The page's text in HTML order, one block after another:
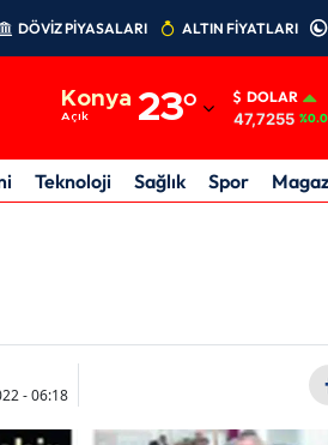
DÖVİZ PİYASALARI ALTIN FİYATLARI
Konya
Açık 23°
Adıyaman
Afyonkarahisar
DOLAR
47,7255
Teknoloji Sağlık Spor
- 06:18